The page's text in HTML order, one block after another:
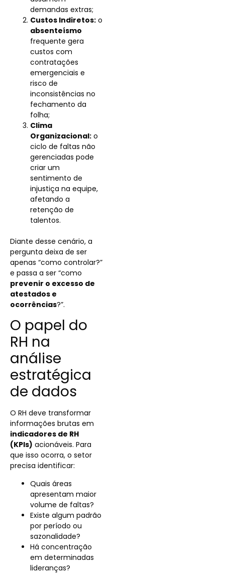
demandas extras;
Custos Indiretos: o
absenteísmo
frequente gera
custos com
contratações
emergenciais e
risco de
inconsistências no
fechamento da
folha;
Clima
Organizacional: o
ciclo de faltas não
gerenciadas pode
criar um
sentimento de
injustiça na equipe,
afetando a
retenção de
talentos.
Diante desse cenário, a
pergunta deixa de ser
apenas “como controlar?”
e passa a ser “como
prevenir o excesso de
atestados e
ocorrências?”.
O papel do
RH na
análise
estratégica
de dados
O RH deve transformar
informações brutas em
indicadores de RH
(KPIs) acionáveis. Para
que isso ocorra, o setor
precisa identificar:
Quais áreas
apresentam maior
volume de faltas?
Existe algum padrão
por período ou
sazonalidade?
Há concentração
em determinadas
lideranças?